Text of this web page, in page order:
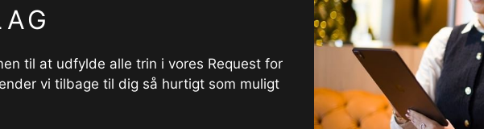
til at udfylde alle trin i vores Request for
vi tilbage til dig så hurtigt som muligt